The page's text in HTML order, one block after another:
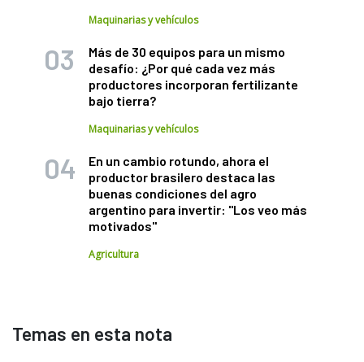
Maquinarias y vehículos
Más de 30 equipos para un mismo
desafío: ¿Por qué cada vez más
productores incorporan fertilizante
bajo tierra?
Maquinarias y vehículos
En un cambio rotundo, ahora el
productor brasilero destaca las
buenas condiciones del agro
argentino para invertir: "Los veo más
motivados"
Agricultura
Temas en esta nota